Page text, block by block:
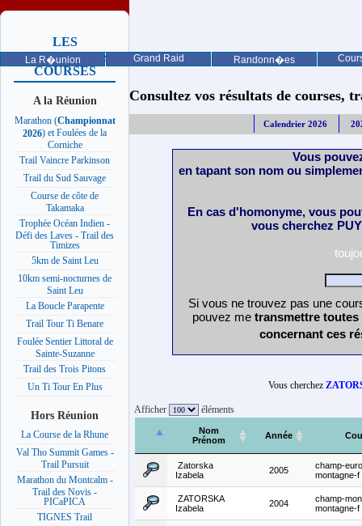
La R�union Grand Raid Randonn�es
LES
PROCHAINES
COURSES
A la Réunion
Marathon (Championnat
2026) et Foulées de la
Corniche
Trail Vaincre Parkinson
Trail du Sud Sauvage
Course de côte de
Takamaka
Trophée Océan Indien -
Défi des Laves - Trail des
Timizes
5km de Saint Leu
10km semi-nocturnes de
Saint Leu
La Boucle Parapente
Trail Tour Ti Benare
Foulée Sentier Littoral de
Sainte-Suzanne
Trail des Trois Pitons
Un Ti Tour En Plus
Hors Réunion
La Course de la Rhune
Val Tho Summit Games -
Trail Pursuit
Marathon du Montcalm -
Trail des Novis -
PICaPICA
TIGNES Trail
Consultez vos résultats de courses,
Calendrier 2026
Vous
en tapant son nom ou
En cas d'homonyme, vous
vous cherchez
Si vous ne trouvez pas une
pouvez me transmettre
concernant ces
Vous cherchez
Afficher éléments
Nom
Prénom
Année
Zatorska
Izabela
2005
champ-
montagne-f
ZATORSKA
Izabela
2004
champ-
montagne-f